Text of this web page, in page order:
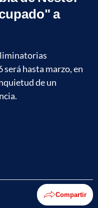
a
hasta marzo, en
de un
Compartir